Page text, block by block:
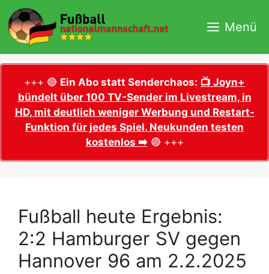
Zum
Inhalt
springen
Menü
+++ 🔴 Ein Abo statt Senderchaos: 📺 Joyn+
bündelt über 100 TV-Sender im Livestream, in
HD, mit deutlich weniger Werbung und Restart-
Funktion für jedes Spiel. Neukunden testen
kostenlos ➡️🔴 +++
Fußball heute Ergebnis:
2:2 Hamburger SV gegen
Hannover 96 am 2.2.2025